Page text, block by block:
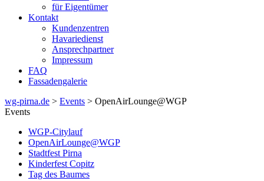
für Eigentümer
Kontakt
Kundenzentren
Havariedienst
Ansprechpartner
Impressum
FAQ
Fassadengalerie
wg-pirna.de > Events > OpenAirLounge@WGP
Events
WGP-Citylauf
OpenAirLounge@WGP
Stadtfest Pirna
Kinderfest Copitz
Tag des Baumes